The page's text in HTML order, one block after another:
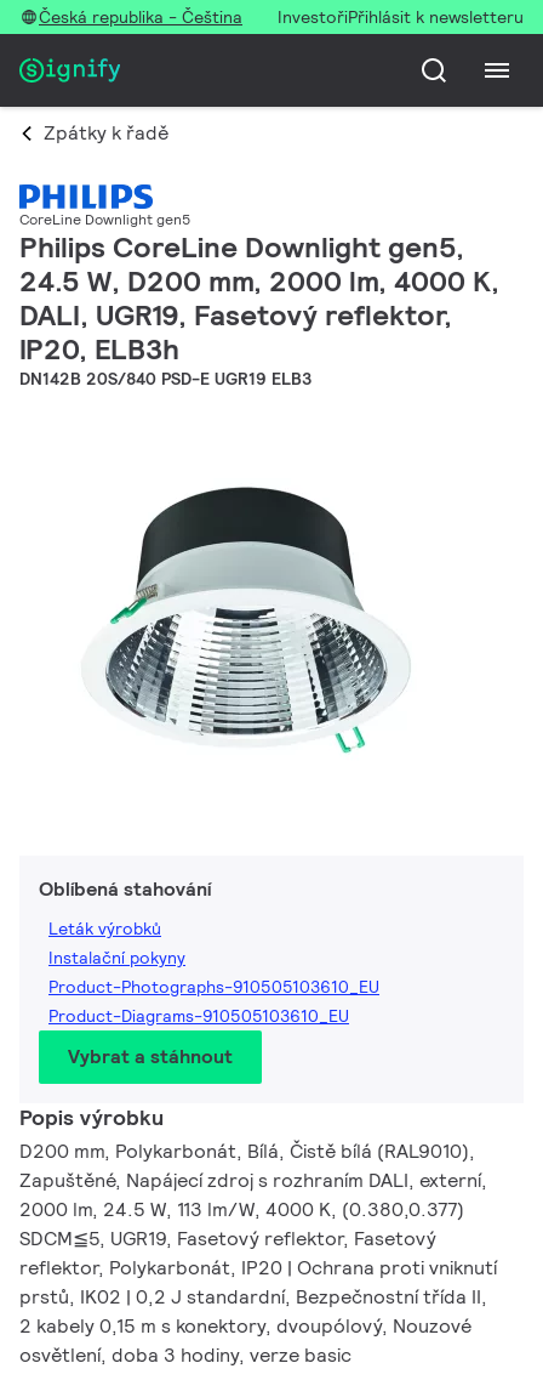
Česká republika - Čeština InvestořiPřihlásit k newsletteru
Zpátky k řadě
CoreLine Downlight gen5
Philips CoreLine Downlight gen5,
24.5 W, D200 mm, 2000 lm, 4000 K,
DALI, UGR19, Fasetový reflektor,
IP20, ELB3h
DN142B 20S/840 PSD-E UGR19 ELB3
Oblíbená stahování
Leták výrobků
Instalační pokyny
Product-Photographs-910505103610_EU
Product-Diagrams-910505103610_EU
Vybrat a stáhnout
Popis výrobku
D200 mm, Polykarbonát, Bílá, Čistě bílá (RAL9010),
Zapuštěné, Napájecí zdroj s rozhraním DALI, externí,
2000 lm, 24.5 W, 113 lm/W, 4000 K, (0.380,0.377)
SDCM≦5, UGR19, Fasetový reflektor, Fasetový
reflektor, Polykarbonát, IP20 | Ochrana proti vniknutí
prstů, IK02 | 0,2 J standardní, Bezpečnostní třída II,
2 kabely 0,15 m s konektory, dvoupólový, Nouzové
osvětlení, doba 3 hodiny, verze basic